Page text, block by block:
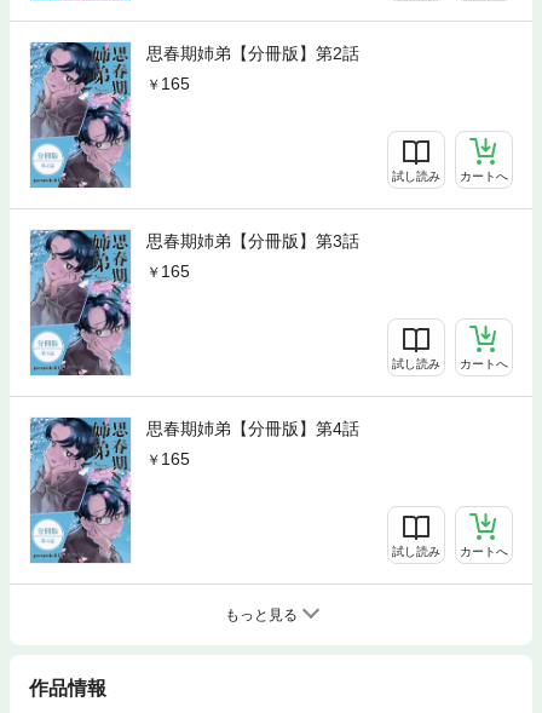
思春期姉弟【分冊版】第2話
165
試し読み カートへ
思春期姉弟【分冊版】第3話
165
試し読み カートへ
思春期姉弟【分冊版】第4話
165
試し読み カートへ
もっと見る
作品情報